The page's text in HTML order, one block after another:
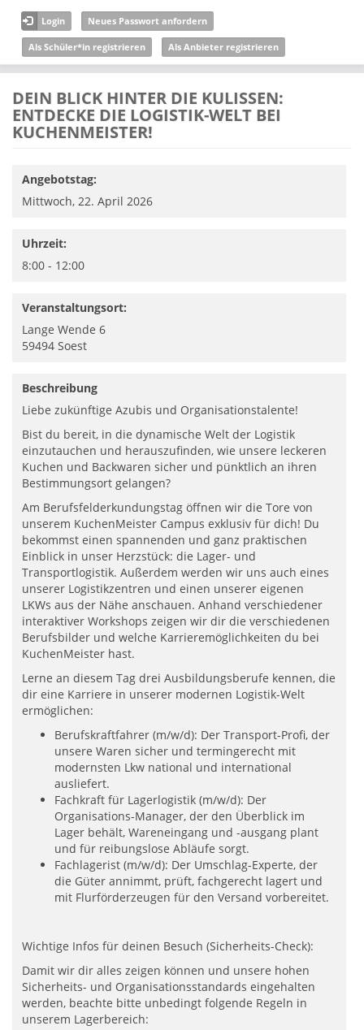
Direkt zum Inhalt
Login Neues Passwort anfordern
Als Schüler*in registrieren Als Anbieter registrieren
DEIN BLICK HINTER DIE KULISSEN:
ENTDECKE DIE LOGISTIK-WELT BEI
KUCHENMEISTER!
Angebotstag:
Mittwoch, 22. April 2026
Uhrzeit:
8:00 - 12:00
Veranstaltungsort:
Lange Wende 6
59494 Soest
Beschreibung
Liebe zukünftige Azubis und Organisationstalente!
Bist du bereit, in die dynamische Welt der Logistik
einzutauchen und herauszufinden, wie unsere leckeren
Kuchen und Backwaren sicher und pünktlich an ihren
Bestimmungsort gelangen?
Am Berufsfelderkundungstag öffnen wir die Tore von
unserem KuchenMeister Campus exklusiv für dich! Du
bekommst einen spannenden und ganz praktischen
Einblick in unser Herzstück: die Lager- und
Transportlogistik. Außerdem werden wir uns auch eines
unserer Logistikzentren und einen unserer eigenen
LKWs aus der Nähe anschauen. Anhand verschiedener
interaktiver Workshops zeigen wir dir die verschiedenen
Berufsbilder und welche Karrieremöglichkeiten du bei
KuchenMeister hast.
Lerne an diesem Tag drei Ausbildungsberufe kennen, die
dir eine Karriere in unserer modernen Logistik-Welt
ermöglichen:
Berufskraftfahrer (m/w/d): Der Transport-Profi, der
unsere Waren sicher und termingerecht mit
modernsten Lkw national und international
ausliefert.
Fachkraft für Lagerlogistik (m/w/d): Der
Organisations-Manager, der den Überblick im
Lager behält, Wareneingang und -ausgang plant
und für reibungslose Abläufe sorgt.
Fachlagerist (m/w/d): Der Umschlag-Experte, der
die Güter annimmt, prüft, fachgerecht lagert und
mit Flurförderzeugen für den Versand vorbereitet.
Wichtige Infos für deinen Besuch (Sicherheits-Check):
Damit wir dir alles zeigen können und unsere hohen
Sicherheits- und Organisationsstandards eingehalten
werden, beachte bitte unbedingt folgende Regeln in
unserem Lagerbereich: